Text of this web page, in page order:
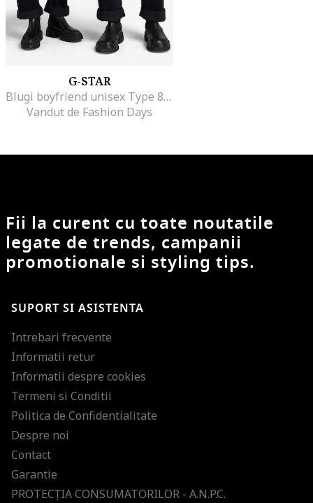
G-STAR
Blugi boyfriend unisex Type 89, Negru
Vandut de Fashion Days
Fii la curent cu toate noutatile
legate de trends, campanii
promotionale si styling tips.
SUPORT SI ASISTENTA
Intrebari frecvente
Informatii retur
Informatii despre cookies
Termeni si Conditii
Politica de Confidentialitate
Despre noi
Contact
Garantie
PROTECŢIA CONSUMATORILOR - A.N.P.C.